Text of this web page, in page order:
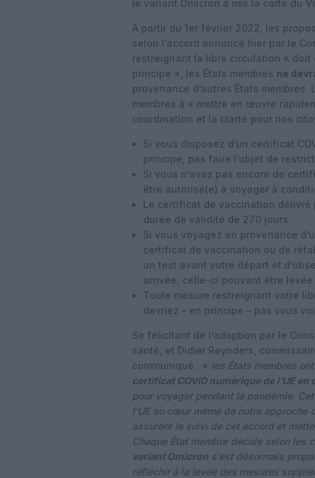
le variant Omicron a mis la carte du
A partir du 1er février 2022, les
selon l’accord annoncé hier par le
restreignant la libre circulation «
principe », les États membres ne
provenance d’autres États membres.
membres à « mettre en œuvre
coordination et la clarté pour nos
Si vous disposez d’un certificat
principe, pas faire l’objet de
Si vous n’avez pas encore de
être autorisé(e) à voyager à
Le certificat de vaccination délivré
durée de validité de 270 jours.
Si vous voyagez en provenance
certificat de vaccination ou de
un test avant votre départ et
arrivée, celle-ci pouvant être
Toute mesure restreignant votre
devriez – en principe – pas vous
Se félicitant de l’adoption par le
santé, et Didier Reynders,
communiqué : « les États membres
certificat COVID numérique de l’UE
pour voyager pendant la pandémie.
l’UE au cœur même de notre
assurent le suivi de cet accord et
Chaque État membre décide selon
variant Omicron s’est désormais
réfléchir à la levée des mesures